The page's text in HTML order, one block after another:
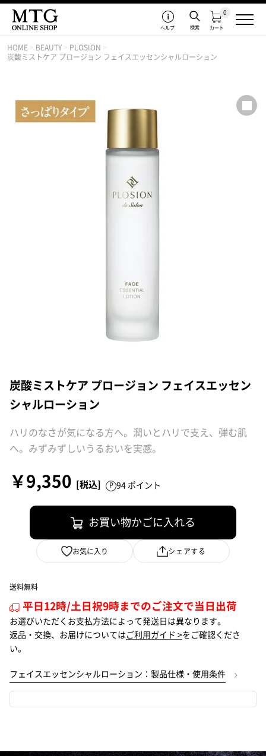
カート
0
検索
ヘルプ
HOME > BEAUTY > PLOSION >
炭酸ミストケア プロージョン フェイスエッセンシャルローション
炭酸ミストケア プロージョン フェイスエッセン
シャルローション
ハリのなさが気になる方へ。潤いとハリで支え、弾む肌
へ。みずみずしいうるおいを実感。
￥9,350 94 ポイント
お買い物かごに入れる
お気に入り シェアする
送料無料
平日12時/土日祝9時までのご注文で当日出荷
お選びいただくお支払方法によって発送日は異なります。
返品・交換、お届けについては ご利用ガイド >をご確認くださ
い。
フェイスエッセンシャルローション：製品仕様・使用条件